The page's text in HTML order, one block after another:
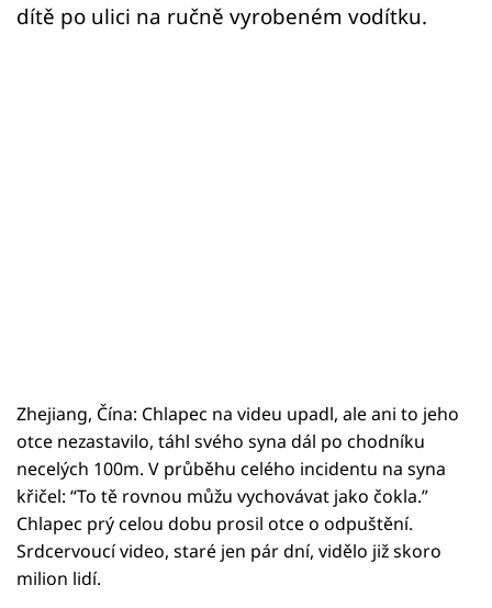
dítě po ulici na ručně vyrobeném vodítku.
Zhejiang, Čína: Chlapec na videu upadl, ale ani to jeho
otce nezastavilo, táhl svého syna dál po chodníku
necelých 100m. V průběhu celého incidentu na syna
křičel: “To tě rovnou můžu vychovávat jako čokla.”
Chlapec prý celou dobu prosil otce o odpuštění.
Srdcervoucí video, staré jen pár dní, vidělo již skoro
milion lidí.